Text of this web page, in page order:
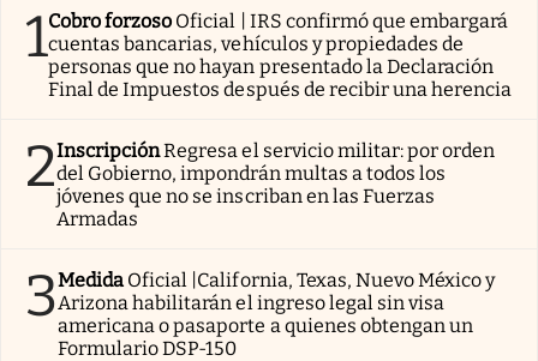
1Cobro forzoso Oficial | IRS confirmó que embargará
cuentas bancarias, vehículos y propiedades de
personas que no hayan presentado la Declaración
Final de Impuestos después de recibir una herencia
2InscripciónRegresa el servicio militar: por orden
del Gobierno, impondrán multas a todos los
jóvenes que no se inscriban en las Fuerzas
Armadas
3Medida Oficial |California, Texas, Nuevo México y
Arizona habilitarán el ingreso legal sin visa
americana o pasaporte a quienes obtengan un
Formulario DSP-150